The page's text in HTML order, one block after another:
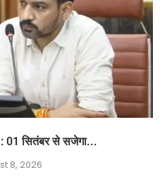
01 सितंबर से सजेगा...
8, 2026